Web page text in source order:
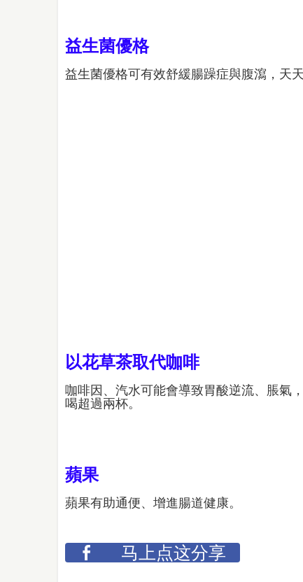
益生菌優格
益生菌優格可有效舒緩腸躁症與腹瀉，天
以花草茶取代咖啡
咖啡因、汽水可能會導致胃酸逆流、脹氣
喝超過兩杯。
蘋果
蘋果有助通便、增進腸道健康。
马上点这分享